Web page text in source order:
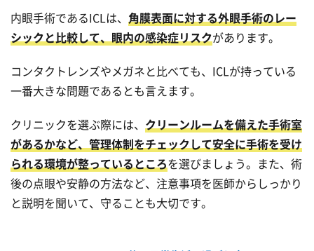
内眼手術であるICLは、 角膜表面に対する外眼手術のレー
シックと比較して、眼内の感染症リスクがあります。
コンタクトレンズやメガネと比べても、ICLが持っている
一番大きな問題であるとも言えます。
クリニックを選ぶ際には、 クリーンルームを備えた手術室
があるかなど、管理体制をチェックして安全に手術を受け
られる環境が整っているところを選びましょう。また、術
後の点眼や安静の方法など、注意事項を医師からしっかり
と説明を聞いて、守ることも大切です。